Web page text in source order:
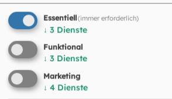
Zuwendung zu tun und mit einem
fremde Gesicht. Dabei sollten Sie
passiert.“
Das Landeskomitee der Katholiken
April 1951 in Regensburg als
Katholischen Aktion in Bayern“ mit
Essentiell(immer erforderlich)
↓ 3 Dienste
Funktional
↓ 3 Dienste
Marketing
↓ 4 Dienste